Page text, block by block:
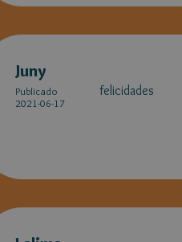
Juny
Publicado
2021-06-17
felicidades